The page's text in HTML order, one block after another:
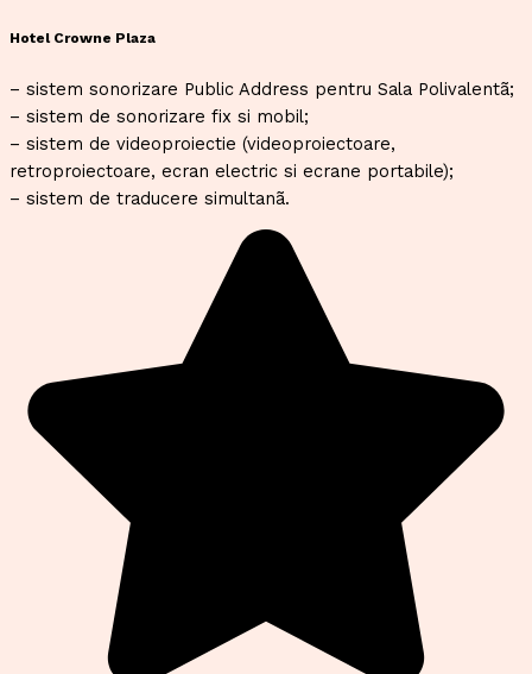
Hotel Crowne Plaza
– sistem sonorizare Public Address pentru Sala Polivalentã;
– sistem de sonorizare fix si mobil;
– sistem de videoproiectie (videoproiectoare,
retroproiectoare, ecran electric si ecrane portabile);
– sistem de traducere simultanã.